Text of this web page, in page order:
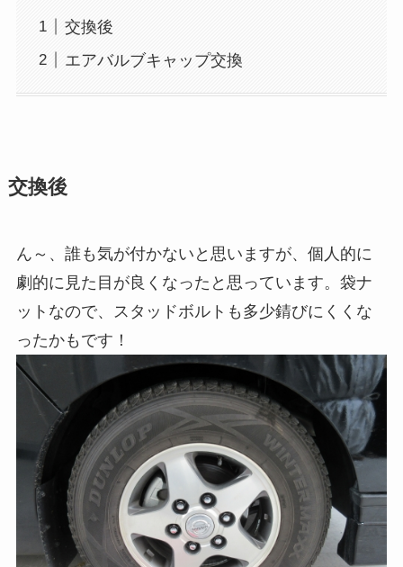
交換後
エアバルブキャップ交換
交換後
ん～、誰も気が付かないと思いますが、個人的に
劇的に見た目が良くなったと思っています。袋ナ
ットなので、スタッドボルトも多少錆びにくくな
ったかもです！